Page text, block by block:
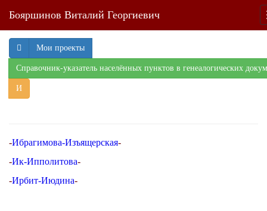
Бояршинов Виталий Георгиевич
Мои проекты
Справочник-указатель населённых пунктов в генеалогических
И
-Ибрагимова-Изъящерская-
-Ик-Ипполитова-
-Ирбит-Июдина-